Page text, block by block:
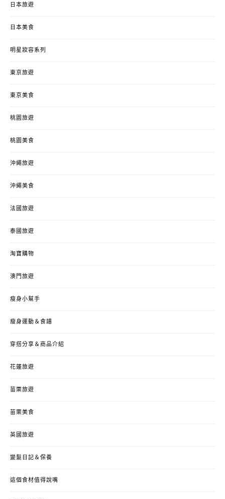
日本旅遊
日本美食
明星妝容系列
東京旅遊
東京美食
桃園旅遊
桃園美食
沖繩旅遊
沖繩美食
法國旅遊
泰國旅遊
淘寶購物
澳門旅遊
瘦身小幫手
瘦身運動＆食譜
穿搭分享＆商品介紹
花蓮旅遊
苗栗旅遊
苗栗美食
英國旅遊
變髮日記＆保養
這個食材值得說嘴